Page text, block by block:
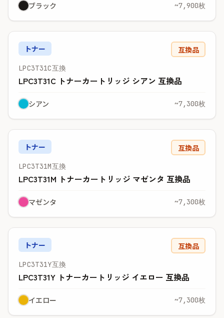
ブラック ~7,900枚
トナー 互換品
LPC3T31C互換
LPC3T31C トナーカートリッジ シアン 互換品
シアン ~7,300枚
トナー 互換品
LPC3T31M互換
LPC3T31M トナーカートリッジ マゼンタ 互換品
マゼンタ ~7,300枚
トナー 互換品
LPC3T31Y互換
LPC3T31Y トナーカートリッジ イエロー 互換品
イエロー ~7,300枚